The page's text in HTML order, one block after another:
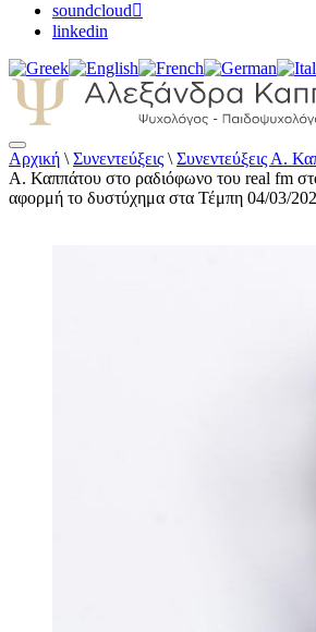
soundcloud
linkedin
Αλεξάνδρα Καππάτου
Παιδοψυχολόγος
Αρχική \ Συνεντεύξεις \ Συνεντεύξεις Α.
Α. Καππάτου στο ραδιόφωνο του real fm
αφορμή το δυστύχημα στα Τέμπη 04/03/